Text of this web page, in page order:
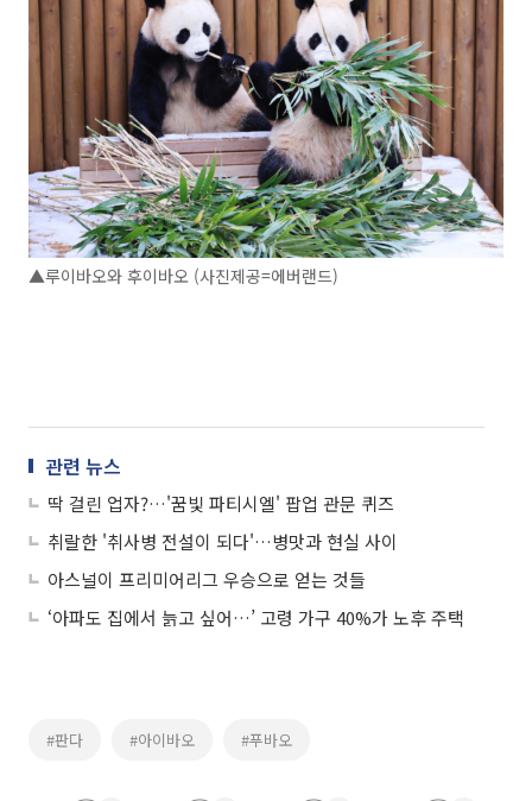
▲루이바오와 후이바오 (사진제공=에버랜드)
관련 뉴스
딱 걸린 업자?…'꿈빛 파티시엘' 팝업 관문 퀴즈
취랄한 '취사병 전설이 되다'…병맛과 현실 사이
아스널이 프리미어리그 우승으로 얻는 것들
‘아파도 집에서 늙고 싶어…’ 고령 가구 40%가 노후 주택
#판다 #아이바오 #푸바오